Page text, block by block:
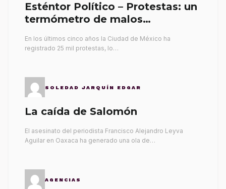
Esténtor Político – Protestas: un
termómetro de malos
En los últimos cinco años la Ciudad de México ha
registrado 25 mil protestas, lo…
SOLEDAD JARQUÍN EDGAR
La caída de Salomón
El asesinato del periodista Francisco Alejandro Leyva
Aguilar en Oaxaca ha generado una ola de…
AGENCIAS